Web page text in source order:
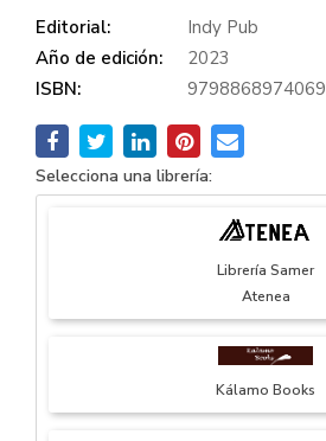
Editorial:
Indy Pub
Año de edición:
2023
ISBN:
9798868974069
Selecciona una librería:
Librería Samer
Atenea
Kálamo Books